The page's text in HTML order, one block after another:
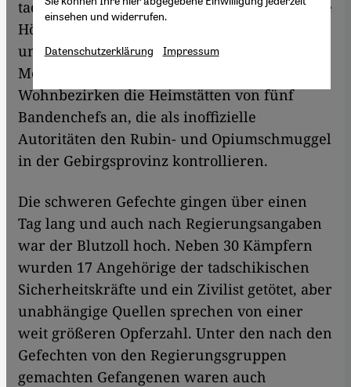
tadschikischen Provinz Berg-Badachschan die
Hölle aus. Mitten in der Hochgebirgsstadt
unweit der afghanischen Grenze griffen im
Morgengrauen über 2000 Soldaten in
Wohnbezirken die Heimstätten von fünf
Bandenchefs an, die als inoffizielle
Autoritäten den Rubin- und Opiumschmuggel
in der Gebirgsprovinz kontrollieren.
Die schweren Gefechte gingen über einen
Tag lang und auch nach Regierungsangaben
war der Blutzoll hoch. Neben 30 Kämpfern
wurden 17 Angehörige der tadschikischen
Sicherheitskräfte und ein Zivilist getötet, aber
unabhängige Quellen sprechen von einer
weit größeren Opferzahl. Unter den nach den
Gefechten von den Regierungsgruppen
gemachten Gefangenen waren auch
einsehen und widerrufen.
Datenschutzerklärung Impressum